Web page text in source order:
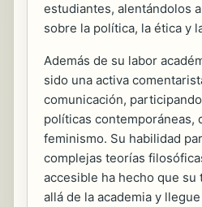
estudiantes, alentándolos
sobre la política, la ética y
Además de su labor
sido una activa
comunicación,
políticas contemporáneas,
feminismo. Su habilidad
complejas teorías
accesible ha hecho que su
allá de la academia y